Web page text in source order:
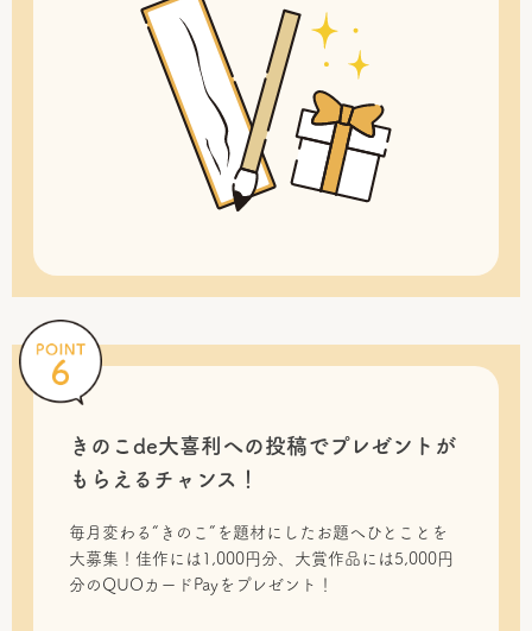
きのこde大喜利への投稿でプレゼントが
もらえるチャンス！
毎月変わる“きのこ”を題材にしたお題へひとことを
大募集！佳作には1,000円分、大賞作品には5,000円
分のQUOカードPayをプレゼント！